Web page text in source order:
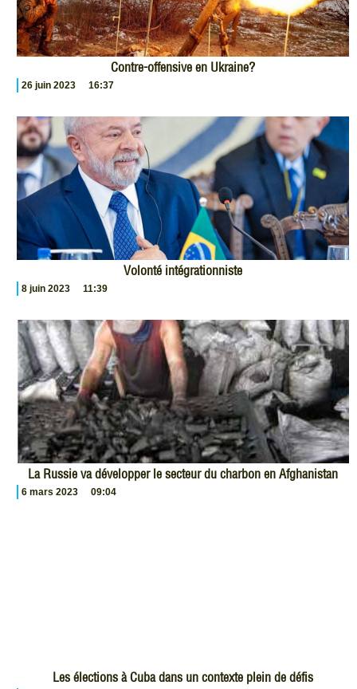
Contre-offensive en Ukraine?
26 juin 2023 16:37
Volonté intégrationniste
8 juin 2023 11:39
La Russie va développer le secteur du charbon en Afghanistan
6 mars 2023 09:04
Les élections à Cuba dans un contexte plein de défis